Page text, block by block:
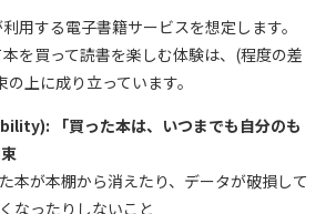
用する電子書籍サービスを想定します。
を買って読書を楽しむ体験は、(程度の差
上に成り立っています。
「買った本は、いつまでも自分のも
本が本棚から消えたり、データが破損して
なったりしないこと